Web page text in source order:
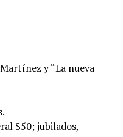
y “La nueva
$50; jubilados,